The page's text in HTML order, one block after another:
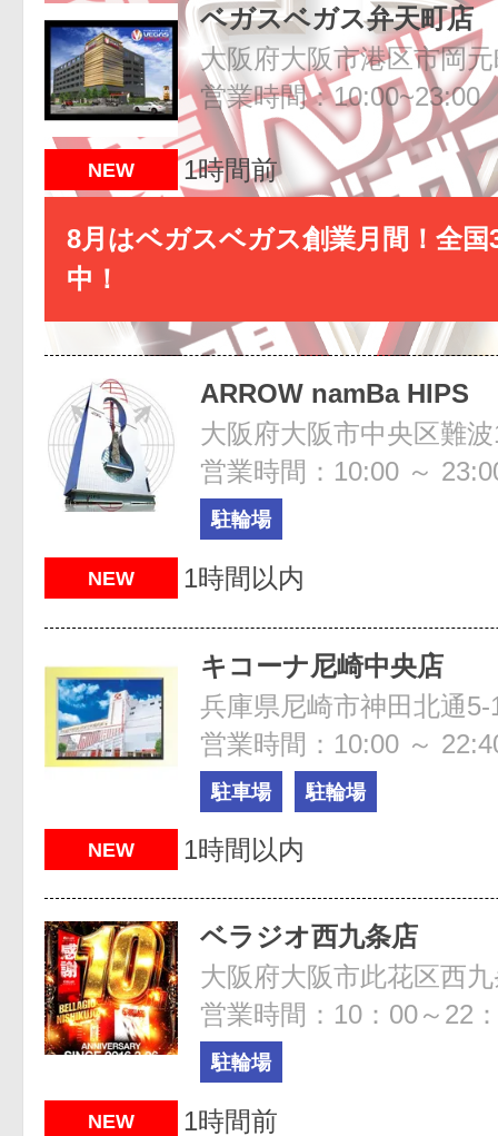
ベガスベガス弁天町店
大阪府大阪市港区市岡
営業時間：10:00~23:00
NEW 1時間前
8月はベガスベガス創業月間！全国
中！
ARROW namBa HIPS
大阪府大阪市中央区難
営業時間：10:00 ～
駐輪場
NEW 1時間以内
キコーナ尼崎中央店
兵庫県尼崎市神田北通5-
営業時間：10:00 ～
駐車場 駐輪場
NEW 1時間以内
ベラジオ西九条店
大阪府大阪市此花区西
営業時間：10：00～22
駐輪場
NEW 1時間前